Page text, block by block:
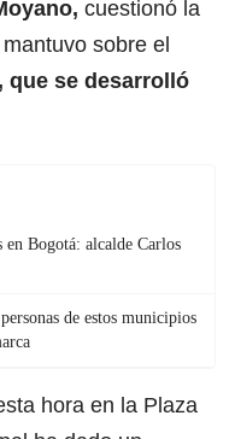
cuestionó la
sobre el
que se desarrolló
Bogotá: alcalde Carlos
de estos municipios
hora en la Plaza